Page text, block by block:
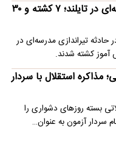
جزئیات تیراندازی در مدرسه‌ای در تایلند؛ ۷ کشته و ۳۰
تیراندازی مدرسه‌ای در
آموز کشته شدند.
مذاکره استقلال با سردار
بسته روزهای دشواری را
سردار آزمون به عنوان…